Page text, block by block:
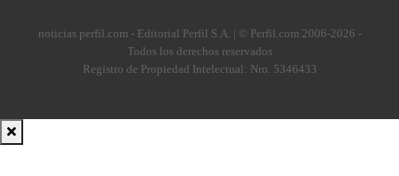
noticias.perfil.com - Editorial Perfil S.A. | © Perfil.com 2006-2026 -
Todos los derechos reservados
Registro de Propiedad Intelectual: Nro. 5346433